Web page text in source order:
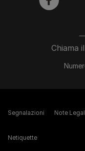
Chiama
facebook
Segnalazioni Note
Netiquette